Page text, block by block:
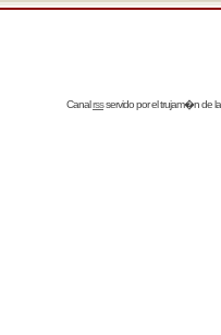
Canalrssservido por eltrujam�nde